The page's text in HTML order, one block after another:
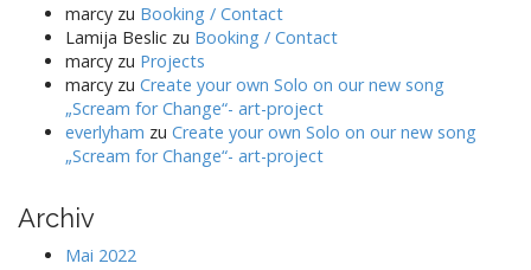
marcy zu Booking / Contact
Lamija Beslic zu Booking / Contact
marcy zu Projects
marcy zu Create your own Solo on our new song
„Scream for Change“- art-project
everlyham zu Create your own Solo on our new song
„Scream for Change“- art-project
Archiv
Mai 2022